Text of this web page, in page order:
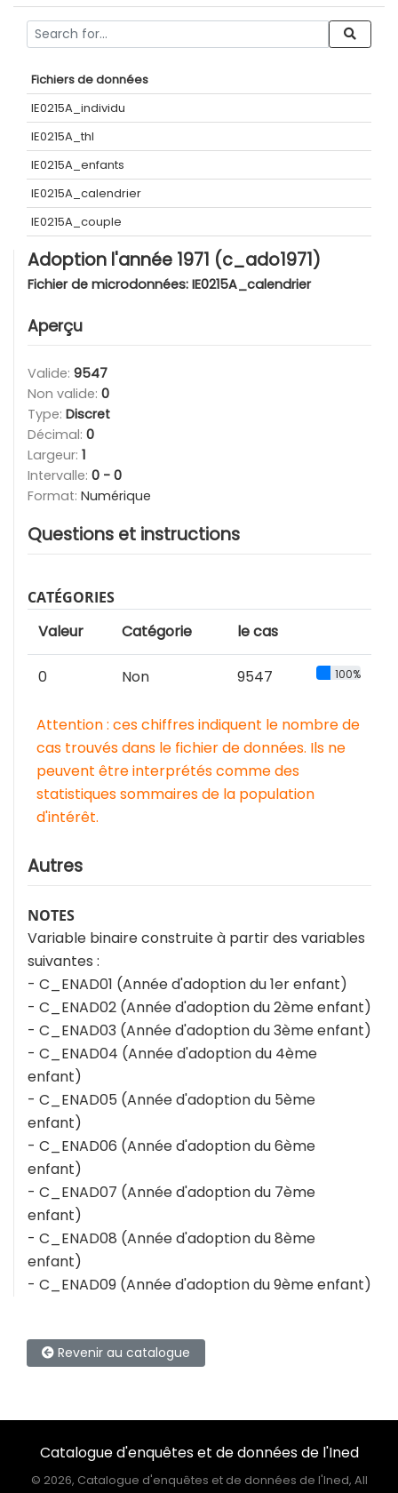
Fichiers de données
IE0215A_individu
IE0215A_thl
IE0215A_enfants
IE0215A_calendrier
IE0215A_couple
Adoption l'année 1971 (c_ado1971)
Fichier de microdonnées: IE0215A_calendrier
Aperçu
Valide: 9547
Non valide: 0
Type: Discret
Décimal: 0
Largeur: 1
Intervalle: 0 - 0
Format: Numérique
Questions et instructions
CATÉGORIES
Valeur Catégorie le cas
0 Non 9547 100%
Attention : ces chiffres indiquent le nombre de
cas trouvés dans le fichier de données. Ils ne
peuvent être interprétés comme des
statistiques sommaires de la population
d'intérêt.
Autres
NOTES
Variable binaire construite à partir des variables
suivantes :
- C_ENAD01 (Année d'adoption du 1er enfant)
- C_ENAD02 (Année d'adoption du 2ème enfant)
- C_ENAD03 (Année d'adoption du 3ème enfant)
- C_ENAD04 (Année d'adoption du 4ème
enfant)
- C_ENAD05 (Année d'adoption du 5ème
enfant)
- C_ENAD06 (Année d'adoption du 6ème
enfant)
- C_ENAD07 (Année d'adoption du 7ème
enfant)
- C_ENAD08 (Année d'adoption du 8ème
enfant)
- C_ENAD09 (Année d'adoption du 9ème enfant)
Revenir au catalogue
Catalogue d'enquêtes et de données de l'Ined
© 2026, Catalogue d'enquêtes et de données de l'Ined, All